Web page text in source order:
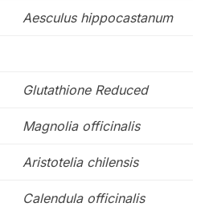
Aesculus hippocastanum
Glutathione Reduced
Magnolia officinalis
Aristotelia chilensis
Calendula officinalis